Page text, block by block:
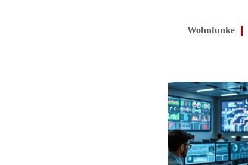
Wohnfunke